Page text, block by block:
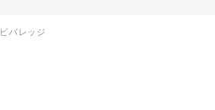
ビバレッジ